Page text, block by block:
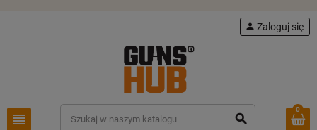
view_headline search
person Zaloguj się
0